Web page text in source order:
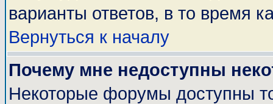
варианты ответов, в то время
Вернуться к началу
Почему мне недоступны
Некоторые форумы доступны